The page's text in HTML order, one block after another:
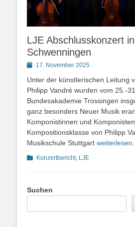
LJE Abschlusskonzert
Schwenningen
Posted17. November 2025
Unter der künstlerischen Leitung
Philipp Vandré wurden vom 25.-
Bundesakademie Trossingen
ganz besonders Neuer Musik
Komponistinnen und
Kompositionsklasse von Philipp
Musikschule Stuttgart
Kategorien
Konzertbericht, LJE
Suchen